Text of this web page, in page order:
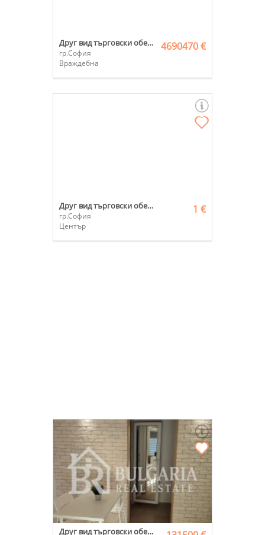
Друг вид търговски обект
гр.София
Враждебна
4690470 €
Друг вид търговски обект
гр.София
Център
1 €
Друг вид търговски обект